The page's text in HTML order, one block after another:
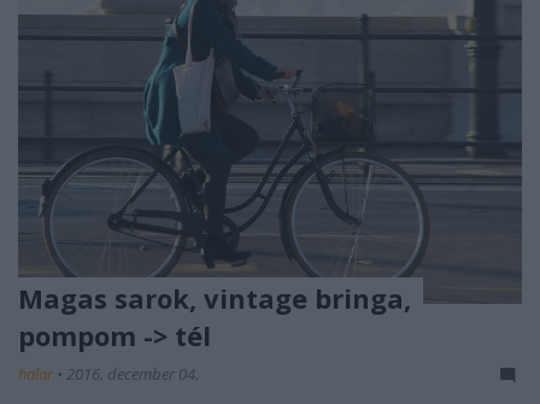
Magas sarok, vintage bringa,
pompom -> tél
halar • 2016. december 04.